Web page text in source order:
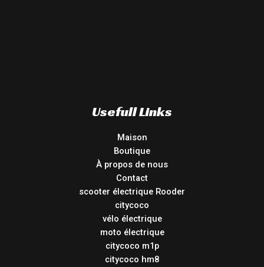
Usefull Links
Maison
Boutique
À propos de nous
Contact
scooter électrique Rooder
citycoco
vélo électrique
moto électrique
citycoco m1p
citycoco hm8